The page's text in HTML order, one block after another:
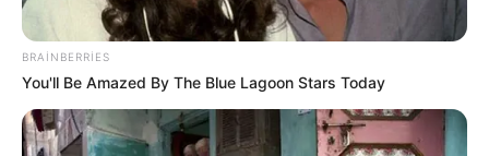
00:12 / 07 Avqust 2026 CƏMİYYƏT
BRAINBERRIES
You'll Be Amazed By The Blue Lagoon Stars Today